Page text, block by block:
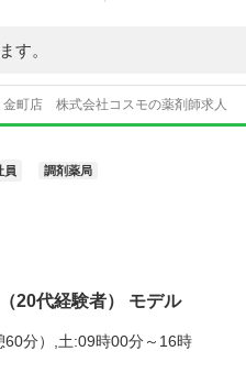
す。
町店 株式会社コスモの薬剤師求人
員 調剤薬局
20代経験者） モデル
60分）,土:09時00分～16時